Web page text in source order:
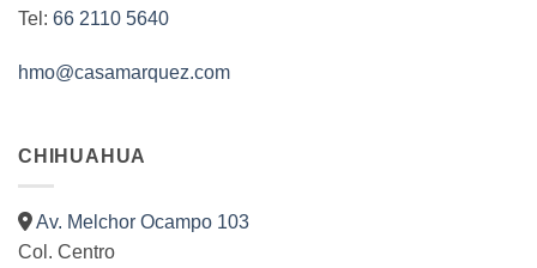
Tel: 66 2110 5640
hmo@casamarquez.com
CHIHUAHUA
Av. Melchor Ocampo 103
Col. Centro